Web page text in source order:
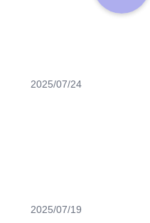
2025/07/24
2025/07/19